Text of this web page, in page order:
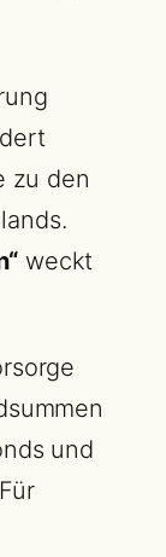
zu den
weckt
und